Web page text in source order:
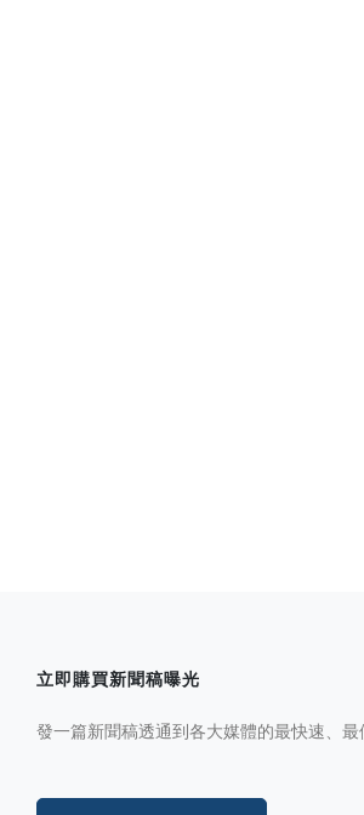
立即購買新聞稿曝光
發一篇新聞稿透通到各大媒體的最快速、最